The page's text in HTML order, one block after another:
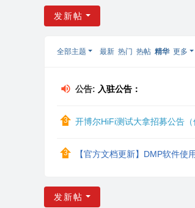
用
户
发新帖
全部主题 最新 热门 热帖 精华 更多
公告: 入驻公告：
开博尔HiFi测试大拿招募公告（
【官方文档更新】DMP软件
发新帖